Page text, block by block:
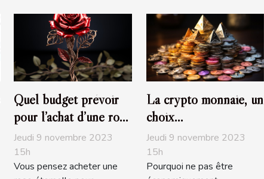
Quel budget prévoir
pour l’achat d’une rose
éternelle ?
Jeudi 9 novembre 2023
15h
Vous pensez acheter une
La crypto monnaie, un
choix
d’investissement,
d’achat ou de de
trading très populaire
Jeudi 9 novembre 2023
15h
Pourquoi ne pas être